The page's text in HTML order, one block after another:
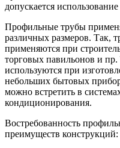
допускается
Профильные трубы
различных размеров. Так,
применяются при
торговых павильонов и
используются при
небольших бытовых
можно встретить в
кондиционирования.
Востребованность
преимуществ конструкций: